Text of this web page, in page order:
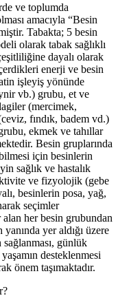
ve toplumda
amacıyla “Besin
Tabakta; 5 besin
olarak tabak sağlıklı
dayalı olarak
enerji ve besin
işleyiş yönünde
vb.) grubu, et ve
(mercimek,
fındık, badem vd.)
ekmek ve tahıllar
Besin gruplarında
için besinlerin
sağlık ve hastalık
ve fizyolojik (gebe
besinlerin posa, yağ,
seçimler
alan her besin grubundan
yer aldığı üzere
günlük
desteklenmesi
önem taşımaktadır.